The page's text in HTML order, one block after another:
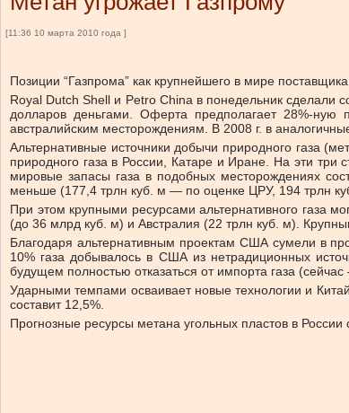
[11:36 10 марта 2010 года ]
Позиции “Газпрома” как крупнейшего в мире
Royal Dutch Shell и Petro China в понедельник сделали
долларов деньгами. Оферта предполагает 28%-
австралийским месторождениям. В 2008 г. в
Альтернативные источники добычи природного газа
природного газа в России, Катаре и Иране. На эти
мировые запасы газа в подобных месторождениях
меньше (177,4 трлн куб. м — по оценке ЦРУ, 194 трлн
При этом крупными ресурсами альтернативного газа
(до 36 млрд куб. м) и Австралия (22 трлн куб. м).
Благодаря альтернативным проектам США сумели в
10% газа добывалось в США из нетрадиционных
будущем полностью отказаться от импорта газа
Ударными темпами осваивает новые технологии и
составит 12,5%.
Прогнозные ресурсы метана угольных пластов в